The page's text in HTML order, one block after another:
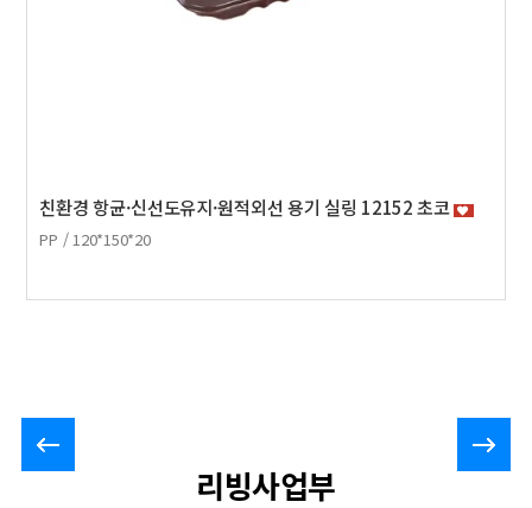
친환경 항균·신선도유지·원적외선 용기 실링 12152 초코
PP / 120*150*20
리빙사업부